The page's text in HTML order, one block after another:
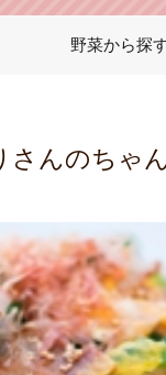
野菜から探
さんのちゃ